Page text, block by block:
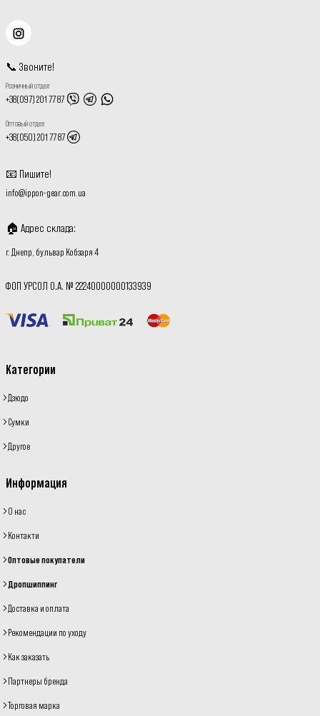
📞 Звоните!
Розничный отдел
+38(097) 201 77 87
Оптовый отдел
+38(050) 201 77 87
📧 Пишите!
info@ippon-gear.com.ua
🏠 Адрес склада:
г. Днепр, бульвар Кобзаря 4
ФОП УРСОЛ О.А. № 22240000000133939
Категории
Дзюдо
Сумки
Другое
Информация
О нас
Контакти
Оптовые покупатели
Дропшиппинг
Доставка и оплата
Рекомендации по уходу
Как заказать
Партнеры бренда
Торговая марка